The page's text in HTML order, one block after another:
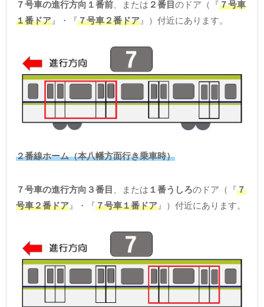
７号車の進行方向１番前 、または ２番目 のドア（『７号車
１番ドア 』・『７号車２番ドア 』）付近にあります。
２番線ホーム（本八幡方面行き乗車時）
７号車の進行方向３番目 、または １番うしろのドア（『７
号車２番ドア 』・『７号車１番ドア 』）付近にあります。